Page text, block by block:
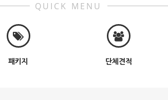
QUICK MENU
패키지 단체견적